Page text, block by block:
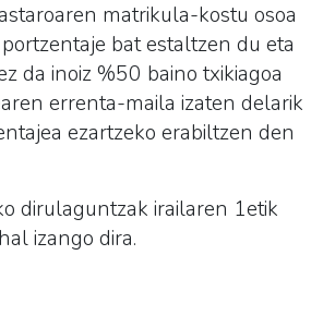
matrikula-kostu osoa
bat estaltzen du eta
da inoiz %50 baino txikiagoa
errenta-maila izaten delarik
ezartzeko erabiltzen den
dirulaguntzak irailaren 1etik
izango dira.